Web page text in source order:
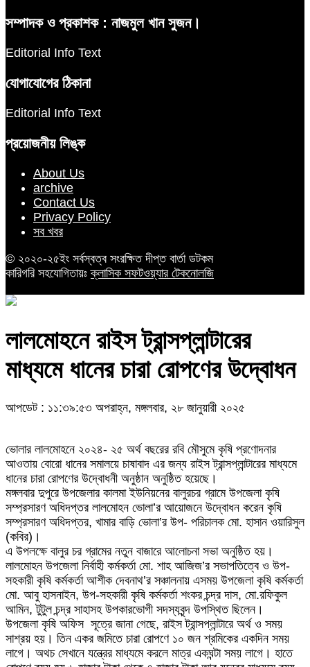
সম্পাদক ও প্রকাশক : নাজমুল খান সুজন।
Editorial Info Text
যোগাযোগের ঠিকানা
Editorial Info Text
প্রয়োজনীয় লিঙ্ক
About Us
archive
Contact Us
Privacy Policy
সব খবর
© ২০২০-২৫ইং সর্বস্বত্ব সংরক্ষিত দীপ্ত বার্তা ডটকম
কারিগরি সহযোগিতায়ঃক্লাসিক সফটওয়্যার টেকনোলজি
লালমোহনে রাইস ট্রান্সপ্লান্টারের
মাধ্যমে ধানের চারা রোপণের উদ্বোধন
আপডেট : ১১:৩৯:৫৩ অপরাহ্ন, মঙ্গলবার, ২৮ জানুয়ারী ২০২৫
ভোলার লালমোহনে ২০২৪- ২৫ অর্থ বছরের রবি মৌসুমে কৃষি প্রণোদনার
আওতায় বোরো ধানের সমালয়ে চাষাবাদ এর জন্য রাইস ট্রান্সপ্লান্টারের মাধ্যমে
ধানের চারা রোপণের উদ্বোধনী অনুষ্ঠান অনুষ্ঠিত হয়েছে।
মঙ্গলবার দুপুরে উপজেলার কালমা ইউনিয়নের বালুরচর গ্রামে উপজেলা কৃষি
সম্প্রসারণ অধিদপ্তর লালমোহন ভোলা’র আয়োজনে উদ্বোধন করেন কৃষি
সম্প্রসারণ অধিদপ্তর, খামার বাড়ি ভোলা’র উপ- পরিচালক মো. হাসান ওয়ারিসুল
(কবির)।
এ উপলক্ষে বালুর চর গ্রামের নতুন বাজারে আলোচনা সভা অনুষ্ঠিত হয়।
লালমোহন উপজেলা নির্বাহী কর্মকর্তা মো. শাহ আজিজ’র সভাপতিত্বে ও উপ-
সহকারী কৃষি কর্মকর্তা আশীক দেবনাথ’র সঞ্চালনায় এসময় উপজেলা কৃষি কর্মকর্তা
মো. আবু হাসনাইন, উপ-সহকারী কৃষি কর্মকর্তা শংকর চন্দ্র দাস, মো.রফিকুল
আমিন, টুটুল চন্দ্র সাহাসহ উপকারভোগী সদস্যবৃন্দ উপস্থিত ছিলেন।
উপজেলা কৃষি অফিস সূত্রে জানা গেছে, রাইস ট্রান্সপ্লান্টারে অর্থ ও সময়
সাশ্রয় হয়। তিন একর জমিতে চারা রোপণে ১০ জন শ্রমিকের একদিন সময়
লাগে। অথচ সেখানে যন্ত্রের মাধ্যমে করলে মাত্র একঘন্টা সময় লাগে। হাতে